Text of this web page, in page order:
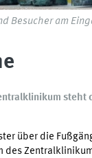
Besucher am
steht
über die
des